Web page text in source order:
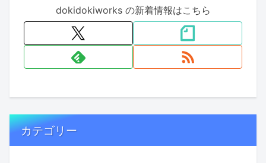
dokidokiworks の新着情報はこちら
カテゴリー